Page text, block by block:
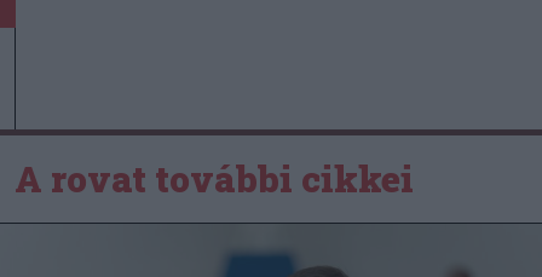
A rovat további cikkei